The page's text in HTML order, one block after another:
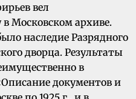
вел
Московском архиве.
наследие Разрядного
дворца. Результаты
в
документов и